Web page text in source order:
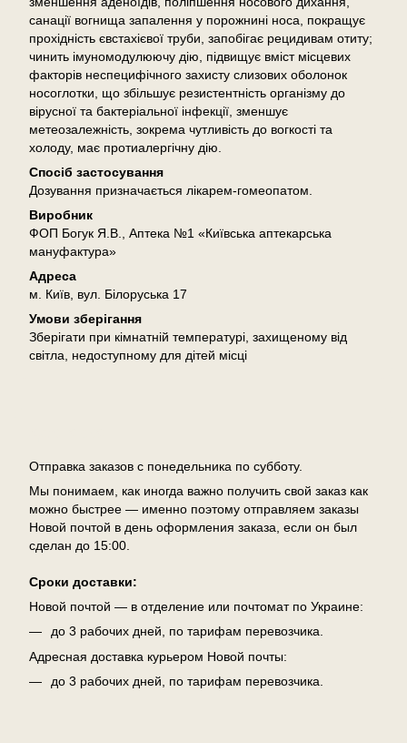
санації вогнища запалення у порожнині носа, покращує
прохідність євстахієвої труби, запобігає рецидивам отиту;
чинить імуномодулюючу дію, підвищує вміст місцевих
факторів неспецифічного захисту слизових оболонок
носоглотки, що збільшує резистентність організму до
вірусної та бактеріальної інфекції, зменшує
метеозалежність, зокрема чутливість до вогкості та
холоду, має протиалергічну дію.
Спосіб застосування
Дозування призначається лікарем-гомеопатом.
Виробник
ФОП Богук Я.В., Аптека №1 «Київська аптекарська
мануфактура»
Адреса
м. Київ, вул. Білоруська 17
Умови зберігання
Зберігати при кімнатній температурі, захищеному від
світла, недоступному для дітей місці
Отправка заказов с понедельника по субботу.
Мы понимаем, как иногда важно получить свой заказ как
можно быстрее — именно поэтому отправляем заказы
Новой почтой в день оформления заказа, если он был
сделан до 15:00.
Сроки доставки:
Новой почтой — в отделение или почтомат по Украине:
до 3 рабочих дней, по тарифам перевозчика.
Адресная доставка курьером Новой почты:
до 3 рабочих дней, по тарифам перевозчика.